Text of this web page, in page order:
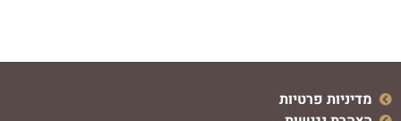
מדיניות פרטיות